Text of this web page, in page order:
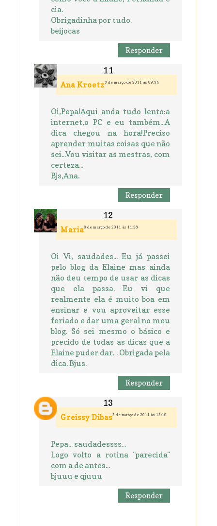
cia.
Obrigadinha por tudo.
beijocas
Responder
Ana Kroetz3 de março de 2011 às 09:34
Oi,Pepa!Aqui anda tudo lento:a
internet,o PC e eu também...A
dica chegou na hora!Preciso
aprender muitas coisas que não
sei...Vou visitar as mestras, com
certeza...
Bjs,Ana.
Responder
Maria3 de março de 2011 às 11:28
Oi Vi, saudades... Eu já passei
pelo blog da Elaine mas ainda
não deu tempo de usar as dicas
que ela passa. Eu vi que
realmente ela é muito boa em
ensinar e vou aproveitar esse
feriado e dar uma geral no meu
blog. Só sei mesmo o básico e
precido de todas as dicas que a
Elaine puder dar. . Obrigada pela
dica. Bjus.
Responder
Greissy Dibas3 de março de 2011 às 13:19
Pepa... saudadessss...
Logo volto a rotina "parecida"
com a de antes...
bjuuu e qjuuu
Responder